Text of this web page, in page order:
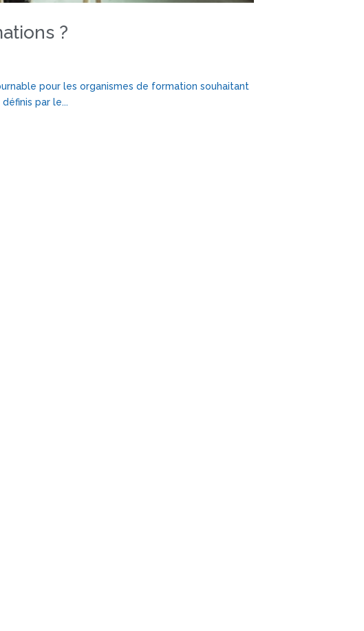
?
pour les organismes de formation souhaitant
par le...